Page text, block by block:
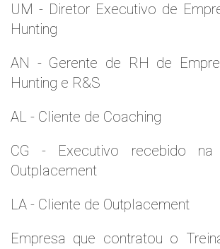
UM - Diretor Executivo de
Hunting
AN - Gerente de RH de
Hunting e R&S
AL - Cliente de Coaching
CG - Executivo recebido na
Outplacement
LA - Cliente de Outplacement
Empresa que contratou o